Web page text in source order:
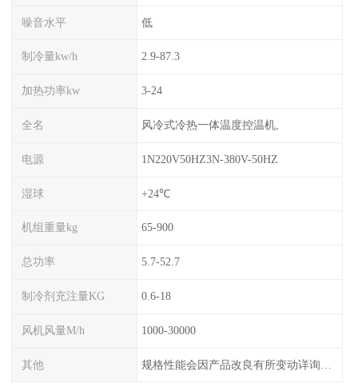
噪音水平 低
制冷量kw/h 2.9-87.3
加热功率kw 3-24
全名 风冷式冷热一体温度控温机,
电源 1N220V50HZ3N-380V-50HZ
湿球 +24℃
机组重量kg 65-900
总功率 5.7-52.7
制冷剂充注量KG 0.6-18
风机风量M/h 1000-30000
其他